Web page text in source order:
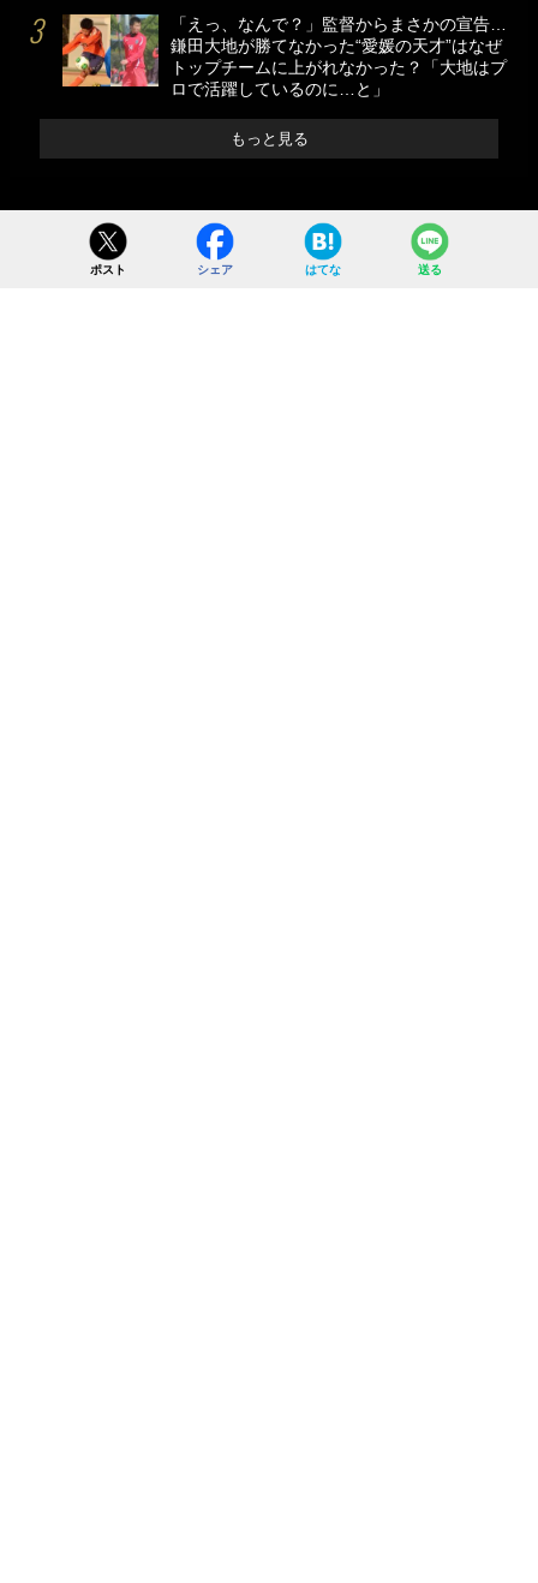
「えっ、なんで？」監督からまさかの宣告…
鎌田大地が勝てなかった“愛媛の天才”はなぜ
トップチームに上がれなかった？「大地はプ
ロで活躍しているのに…と」
もっと見る
ポスト シェア はてな 送る